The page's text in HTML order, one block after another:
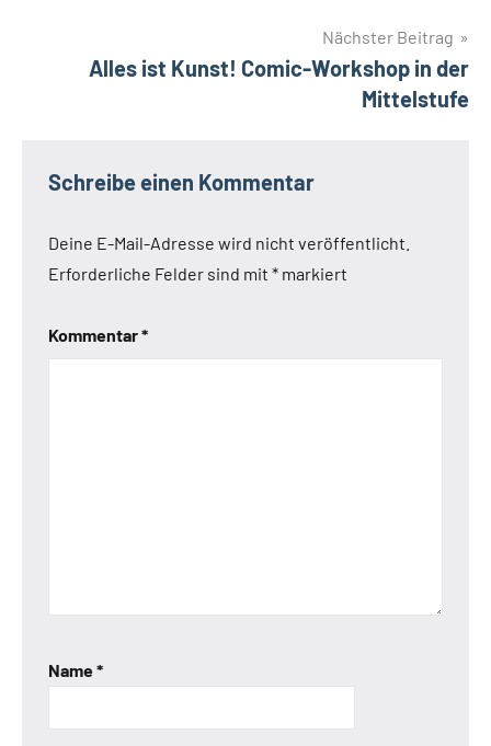
Nächster Beitrag
Alles ist Kunst! Comic-Workshop in der
Mittelstufe
Schreibe einen Kommentar
Deine E-Mail-Adresse wird nicht veröffentlicht.
Erforderliche Felder sind mit * markiert
Kommentar*
Name*